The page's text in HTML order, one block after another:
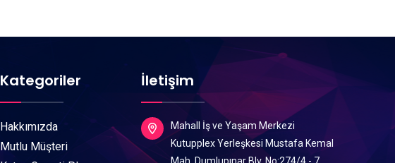
Kategoriler
Hakkımızda
Mutlu Müşteri
İletişim
Mahall İş ve Yaşam Merkezi
Kutupplex Yerleşkesi Mustafa Kemal